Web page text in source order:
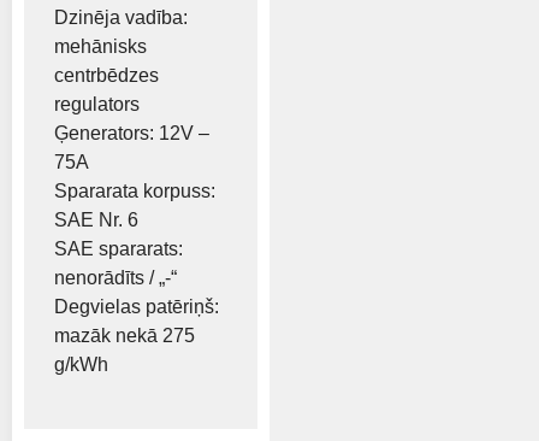
Dzinēja vadība:
mehānisks
centrbēdzes
regulators
Ģenerators: 12V –
75A
Spararata korpuss:
SAE Nr. 6
SAE spararats:
nenorādīts / „-“
Degvielas patēriņš:
mazāk nekā 275
g/kWh